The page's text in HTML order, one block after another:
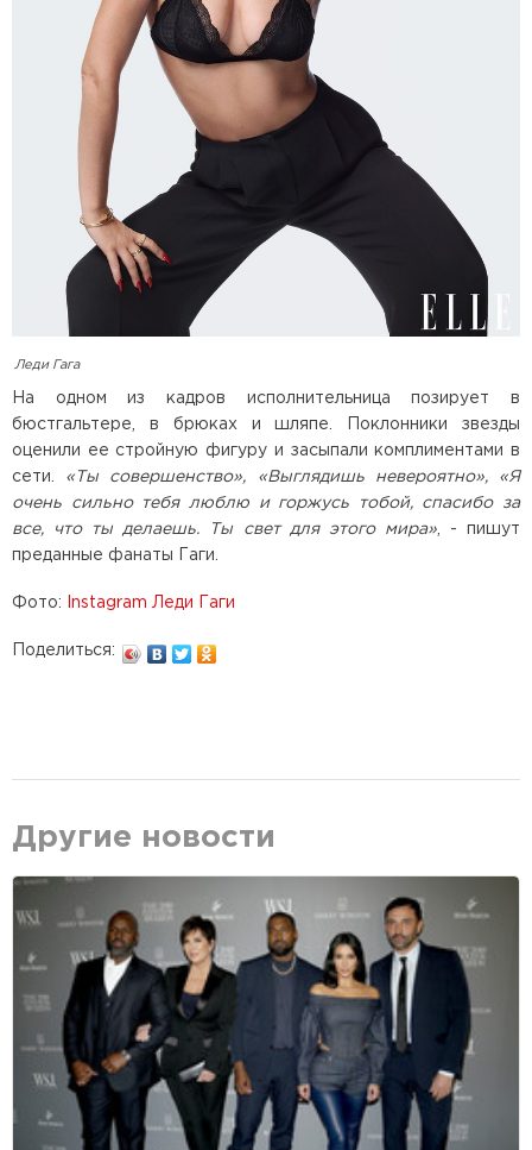
Леди Гага
На одном из кадров исполнительница позирует в
бюстгальтере, в брюках и шляпе. Поклонники звезды
оценили ее стройную фигуру и засыпали комплиментами в
сети. «Ты совершенство», «Выглядишь невероятно», «Я
очень сильно тебя люблю и горжусь тобой, спасибо за
все, что ты делаешь. Ты свет для этого мира», - пишут
преданные фанаты Гаги.
Фото: Instagram Леди Гаги
Поделиться:
Другие новости